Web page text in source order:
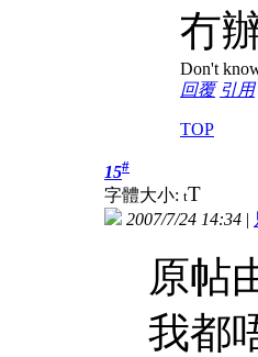
冇
Don't
回覆 引用
TOP
15#
字體大小: tT
2007/7/24 14:34 |
原帖
我都